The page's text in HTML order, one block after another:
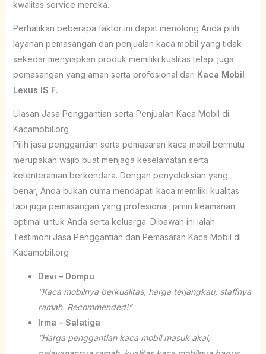
kwalitas service mereka.
Perhatikan beberapa faktor ini dapat menolong Anda pilih
layanan pemasangan dan penjualan kaca mobil yang tidak
sekedar menyiapkan produk memiliki kualitas tetapi juga
pemasangan yang aman serta profesional dari Kaca Mobil
Lexus IS F.
Ulasan Jasa Penggantian serta Penjualan Kaca Mobil di
Kacamobil.org
Pilih jasa penggantian serta pemasaran kaca mobil bermutu
merupakan wajib buat menjaga keselamatan serta
ketenteraman berkendara. Dengan penyeleksian yang
benar, Anda bukan cuma mendapati kaca memiliki kualitas
tapi juga pemasangan yang profesional, jamin keamanan
optimal untuk Anda serta keluarga. Dibawah ini ialah
Testimoni Jasa Penggantian dan Pemasaran Kaca Mobil di
Kacamobil.org :
Devi – Dompu
“Kaca mobilnya berkualitas, harga terjangkau, staffnya
ramah. Recommended!”
Irma – Salatiga
“Harga penggantian kaca mobil masuk akal,